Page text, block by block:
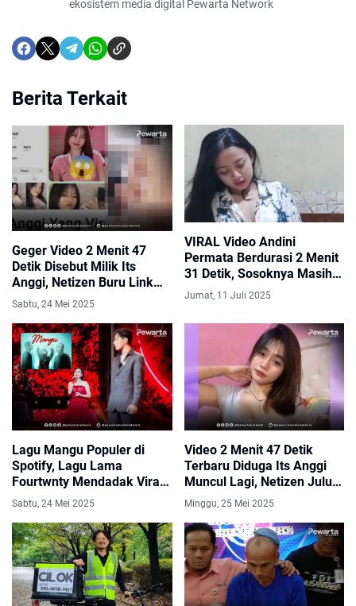
ekosistem media digital Pewarta Network
Berita Terkait
Geger Video 2 Menit 47
Detik Disebut Milik Its
Anggi, Netizen Buru Link
Viral
Sabtu, 24 Mei 2025
VIRAL Video Andini
Permata Berdurasi 2 Menit
31 Detik, Sosoknya Masih
Misterius Hingga Bikin
Netizen Penasaran
Jumat, 11 Juli 2025
Lagu Mangu Populer di
Spotify, Lagu Lama
Fourtwnty Mendadak Viral
Gegara Indonesian Idol
Sabtu, 24 Mei 2025
Video 2 Menit 47 Detik
Terbaru Diduga Its Anggi
Muncul Lagi, Netizen Juluki
Ratu Link Viral
Minggu, 25 Mei 2025